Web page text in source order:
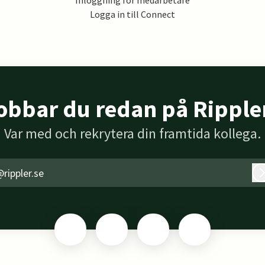
Logga in till Connect
du redan på
Var med och rekrytera din framtida kollega.